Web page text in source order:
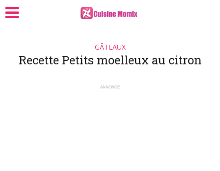
GÂTEAUX
Recette Petits moelleux au citron
ANNONCE